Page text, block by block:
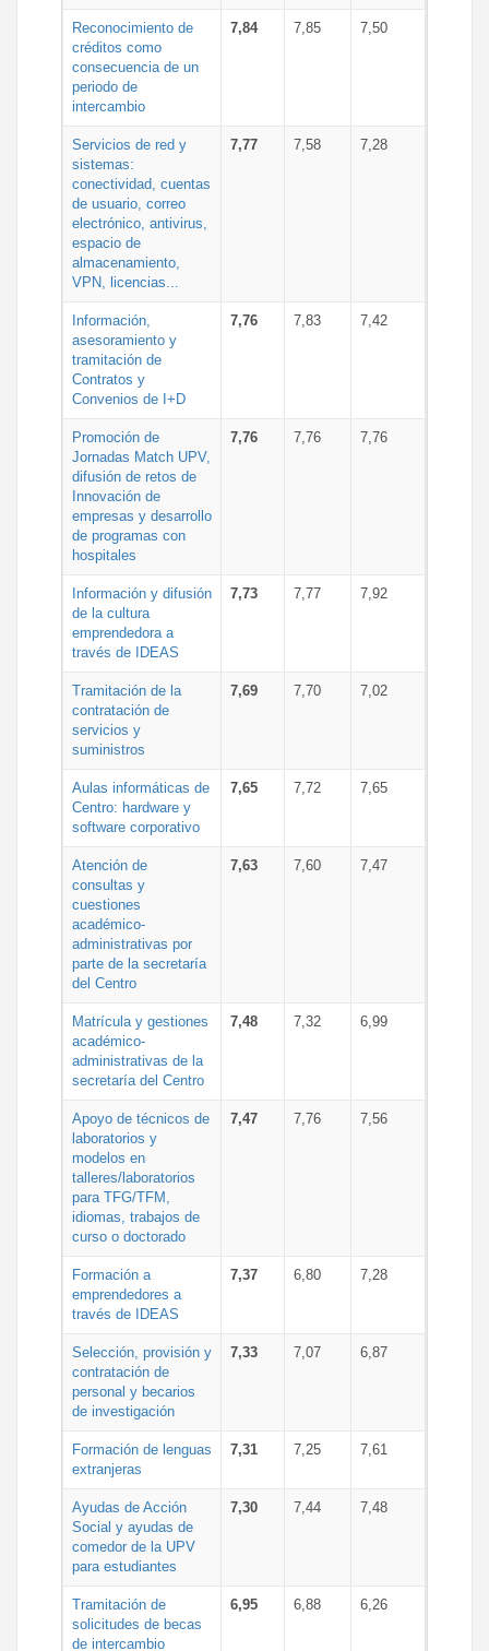
Reconocimiento de
créditos como
consecuencia de un
periodo de
intercambio
7,84 7,85 7,50
Servicios de red y
sistemas:
conectividad, cuentas
de usuario, correo
electrónico, antivirus,
espacio de
almacenamiento,
VPN, licencias...
7,77 7,58 7,28
Información,
asesoramiento y
tramitación de
Contratos y
Convenios de I+D
7,76 7,83 7,42
Promoción de
Jornadas Match UPV,
difusión de retos de
Innovación de
empresas y desarrollo
de programas con
hospitales
7,76 7,76 7,76
Información y difusión
de la cultura
emprendedora a
través de IDEAS
7,73 7,77 7,92
Tramitación de la
contratación de
servicios y
suministros
7,69 7,70 7,02
Aulas informáticas de
Centro: hardware y
software corporativo
7,65 7,72 7,65
Atención de
consultas y
cuestiones
académico-
administrativas por
parte de la secretaría
del Centro
7,63 7,60 7,47
Matrícula y gestiones
académico-
administrativas de la
secretaría del Centro
7,48 7,32 6,99
Apoyo de técnicos de
laboratorios y
modelos en
talleres/laboratorios
para TFG/TFM,
idiomas, trabajos de
curso o doctorado
7,47 7,76 7,56
Formación a
emprendedores a
través de IDEAS
7,37 6,80 7,28
Selección, provisión y
contratación de
personal y becarios
de investigación
7,33 7,07 6,87
Formación de lenguas
extranjeras
7,31 7,25 7,61
Ayudas de Acción
Social y ayudas de
comedor de la UPV
para estudiantes
7,30 7,44 7,48
Tramitación de
solicitudes de becas
de intercambio
6,95 6,88 6,26